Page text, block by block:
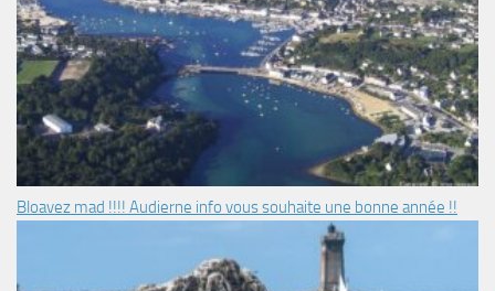
Bloavez mad !!!! Audierne info vous souhaite une bonne année !!